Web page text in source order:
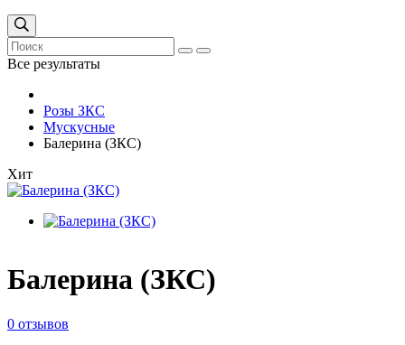
Все результаты
Розы ЗКС
Мускусные
Балерина (ЗКС)
Хит
Балерина (ЗКС)
0 отзывов